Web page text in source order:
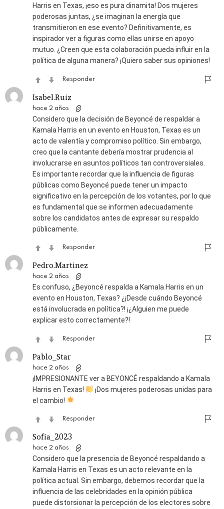
Harris en Texas, ¡eso es pura dinamita! Dos mujeres
poderosas juntas, ¿se imaginan la energía que
transmitieron en ese evento? Definitivamente, es
inspirador ver a figuras como ellas unirse en apoyo
mutuo. ¿Creen que esta colaboración pueda influir en la
política de alguna manera? ¡Quiero saber sus opiniones!
Responder
Isabel.Ruiz
hace 2 años
Considero que la decisión de Beyoncé de respaldar a
Kamala Harris en un evento en Houston, Texas es un
acto de valentía y compromiso político. Sin embargo,
creo que la cantante debería mostrar prudencia al
involucrarse en asuntos políticos tan controversiales.
Es importante recordar que la influencia de figuras
públicas como Beyoncé puede tener un impacto
significativo en la percepción de los votantes, por lo que
es fundamental que se informen adecuadamente
sobre los candidatos antes de expresar su respaldo
públicamente.
Responder
Pedro.Martinez
hace 2 años
Es confuso, ¿Beyoncé respalda a Kamala Harris en un
evento en Houston, Texas? ¿¡Desde cuándo Beyoncé
está involucrada en política?! ¡¿Alguien me puede
explicar esto correctamente?!
Responder
Pablo_Star
hace 2 años
¡IMPRESIONANTE ver a BEYONCÉ respaldando a Kamala
Harris en Texas!
¡Dos mujeres poderosas unidas para
el cambio!
Responder
Sofia_2023
hace 2 años
Considero que la presencia de Beyoncé respaldando a
Kamala Harris en Texas es un acto relevante en la
política actual. Sin embargo, debemos recordar que la
influencia de las celebridades en la opinión pública
puede distorsionar la percepción de los electores sobre